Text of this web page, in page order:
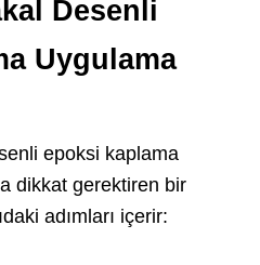
Desenli
Uygulama
epoksi kaplama
dikkat gerektiren bir
adımları içerir: